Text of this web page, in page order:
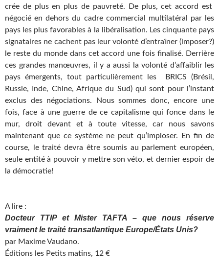
crée de plus en plus de pauvreté. De plus, cet accord est
négocié en dehors du cadre commercial multilatéral par les
pays les plus favorables à la libéralisation. Les cinquante pays
signataires ne cachent pas leur volonté d’entraîner (imposer?)
le reste du monde dans cet accord une fois finalisé. Derrière
ces grandes manœuvres, il y a aussi la volonté d’affaiblir les
pays émergents, tout particulièrement les BRICS (Brésil,
Russie, Inde, Chine, Afrique du Sud) qui sont pour l’instant
exclus des négociations. Nous sommes donc, encore une
fois, face à une guerre de ce capitalisme qui fonce dans le
mur, droit devant et à toute vitesse, car nous savons
maintenant que ce système ne peut qu’imploser. En fin de
course, le traité devra être soumis au parlement européen,
seule entité à pouvoir y mettre son véto, et dernier espoir de
la démocratie!
A lire :
Docteur TTIP et Mister TAFTA – que nous réserve
vraiment le traité transatlantique Europe/États Unis?
par Maxime Vaudano.
Éditions les Petits matins, 12 €